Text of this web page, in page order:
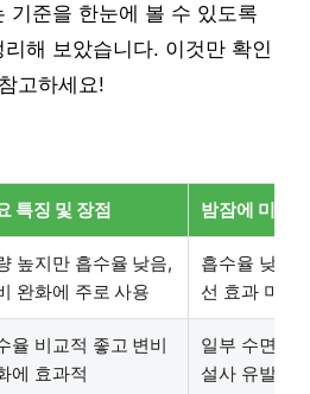
기준을 한눈에 볼 수 있도록
해 보았습니다. 이것만 확인
고하세요!
특징 및 장점 밤잠에 미치
높지만 흡수율 낮음,
완화에 주로 사용
흡수율 낮아
선 효과 미미
율 비교적 좋고 변비
에 효과적
일부 수면 개
설사 유발 가